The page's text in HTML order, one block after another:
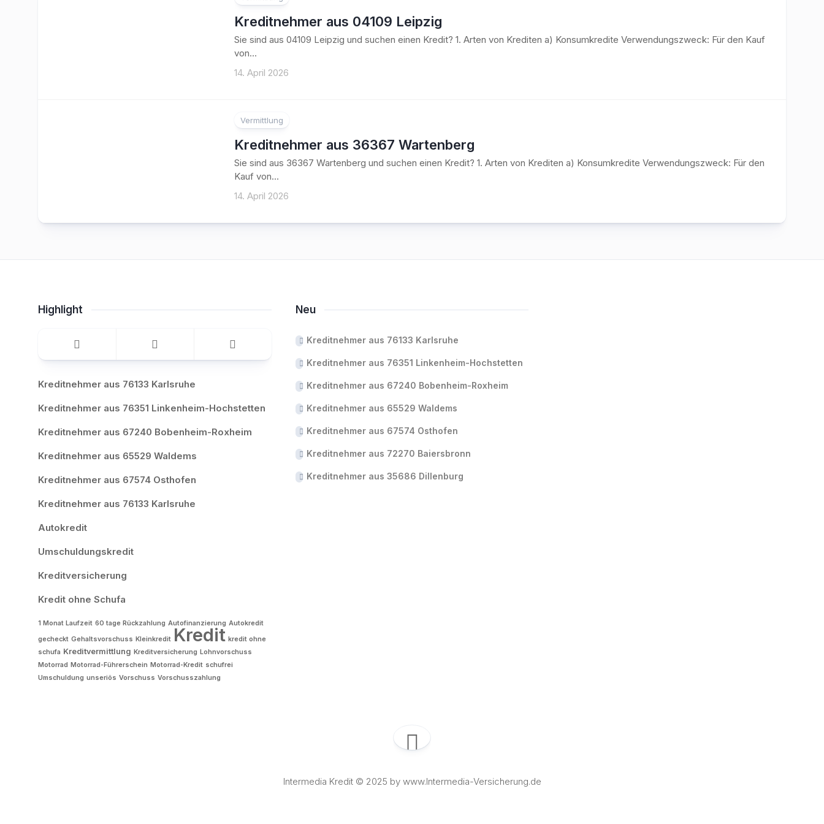
Kreditnehmer aus 04109 Leipzig
Sie sind aus 04109 Leipzig und suchen einen Kredit? 1. Arten von Krediten a) Konsumkredite Verwendungszweck: Für den Kauf
von...
14. April 2026
Vermittlung
Kreditnehmer aus 36367 Wartenberg
Sie sind aus 36367 Wartenberg und suchen einen Kredit? 1. Arten von Krediten a) Konsumkredite Verwendungszweck: Für den
Kauf von...
14. April 2026
Highlight
Kreditnehmer aus 76133 Karlsruhe
Kreditnehmer aus 76351 Linkenheim-Hochstetten
Kreditnehmer aus 67240 Bobenheim-Roxheim
Kreditnehmer aus 65529 Waldems
Kreditnehmer aus 67574 Osthofen
Kreditnehmer aus 76133 Karlsruhe
Autokredit
Umschuldungskredit
Kreditversicherung
Kredit ohne Schufa
1 Monat Laufzeit 60 tage Rückzahlung Autofinanzierung Autokredit
gecheckt Gehaltsvorschuss Kleinkredit Kredit kredit ohne
schufa Kreditvermittlung Kreditversicherung Lohnvorschuss
Motorrad Motorrad-Führerschein Motorrad-Kredit schufrei
Umschuldung unseriös Vorschuss Vorschusszahlung
Neu
Kreditnehmer aus 76133 Karlsruhe
Kreditnehmer aus 76351 Linkenheim-Hochstetten
Kreditnehmer aus 67240 Bobenheim-Roxheim
Kreditnehmer aus 65529 Waldems
Kreditnehmer aus 67574 Osthofen
Kreditnehmer aus 72270 Baiersbronn
Kreditnehmer aus 35686 Dillenburg
Intermedia Kredit © 2025 by www.Intermedia-Versicherung.de